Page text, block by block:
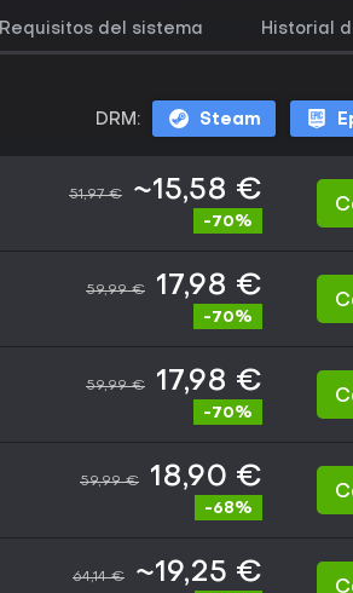
Requisitos del sistema Historial
DRM: Steam
51,97 € ~15,58 €
-70%
59,99 € 17,98 €
-70%
59,99 € 17,98 €
-70%
59,99 € 18,90 €
-68%
64,14 € ~19,25 €